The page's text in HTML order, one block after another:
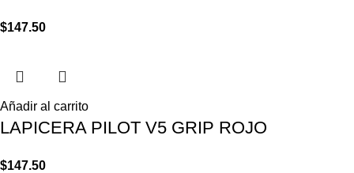
$147.50
Añadir al carrito
LAPICERA PILOT V5 GRIP ROJO
$147.50